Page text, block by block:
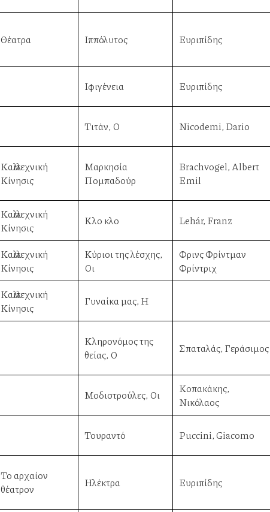
Θέατρα Ιππόλυτος Ευριπίδης
Ιφιγένεια Ευριπίδης
Τιτάν, Ο Nicodemi, Dario
Καλλιτεχνική
Κίνησις
Μαρκησία
Πομπαδούρ
Brachvogel, Albert
Emil
Καλλιτεχνική
Κίνησις
Κλο κλο Lehár, Franz
Καλλιτεχνική
Κίνησις
Κύριοι της λέσχης,
Οι
Φρινς Φρίντμαν
Φρίντριχ
Καλλιτεχνική
Κίνησις
Γυναίκα μας, Η
Κληρονόμος της
θείας, Ο
Σπαταλάς, Γεράσιμος
Μοδιστρούλες, Οι
Κοπακάκης,
Νικόλαος
Τουραντό Puccini, Giacomo
Το αρχαίον
θέατρον
Ηλέκτρα Ευριπίδης